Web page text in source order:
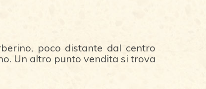
poco distante dal centro
Un altro punto vendita si trova